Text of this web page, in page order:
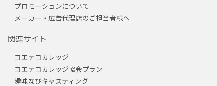
プロモーションについて
メーカー・広告代理店のご担当者様へ
関連サイト
コエテコカレッジ
コエテコカレッジ協会プラン
趣味なびキャスティング